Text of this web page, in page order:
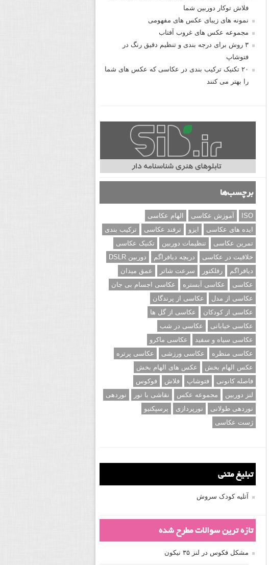
فلاش توکار دوربین شما
نمونه های زیبای عکس های مفهومی
مجموعه عکس های غروب آفتاب
۳ روش برای درجه بندی و تنظیم دقیق رنگ در
فتوشاپ
۲۰ تکنیک ترکیب بندی در عکاسی که عکس های شما
را بهتر می کنند
برچسب‌ها
ISO آموزش عکاسی
الهام عکاسی
ایده های عکاسی
ایزو ترفند عکاسی
ترکیب بندی
تمرین عکاسی
تنظیمات دوربین
تکنیک عکاسی
خلاقیت در عکاسی
دریچه دیافراگم
دوربین DSLR
دیافراگم
رفلکتور سرعت شاتر
عمق میدان
عکاسی
عکاسی آبستره
عکاسی اجسام بی جان
عکاسی از مدل
عکاسی از پرندگان
عکاسی از کودکان
عکاسی از گل ها
عکاسی خیابانی
عکاسی در شب
عکاسی سیاه و سفید
عکاسی ماکرو
عکاسی منظره
عکاسی ورزشی
عکاسی پرتره
عکس الهام بخش
عکس های الهام بخش
فاصله کانونی
فتوشاپ فلاش
فوکوس
لنز دوربین
مجموعه عکس نقاشی با نور
نوردهی
نوردهی طولانی
نورپردازی
پرسپکتیو
ژست عکاسی
تبلیغ متنی
آتلیه کودک سروش
تازه ترین سوالات مطرح شده
مشکل فکوس در لنز ۳۵ نیکون